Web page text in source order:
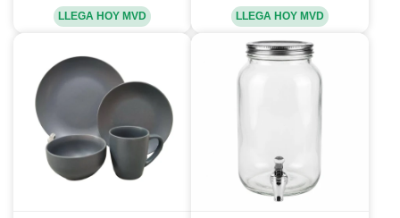
LLEGA HOY MVD LLEGA HOY MVD